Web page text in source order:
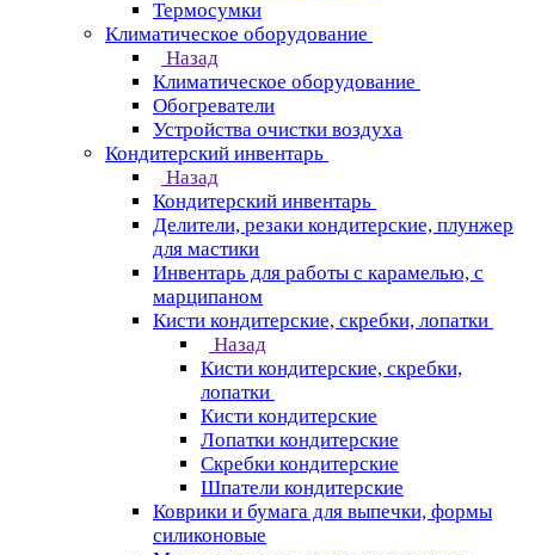
Термосумки
Климатическое оборудование
Назад
Климатическое оборудование
Обогреватели
Устройства очистки воздуха
Кондитерский инвентарь
Назад
Кондитерский инвентарь
Делители, резаки кондитерские, плунжер
для мастики
Инвентарь для работы с карамелью, с
марципаном
Кисти кондитерские, скребки, лопатки
Назад
Кисти кондитерские, скребки,
лопатки
Кисти кондитерские
Лопатки кондитерские
Скребки кондитерские
Шпатели кондитерские
Коврики и бумага для выпечки, формы
силиконовые